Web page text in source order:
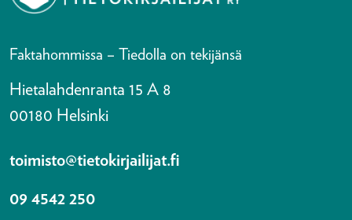
Faktahommissa – Tiedolla on tekijänsä
Hietalahdenranta 15 A 8
00180 Helsinki
toimisto@tietokirjailijat.fi
09 4542 250